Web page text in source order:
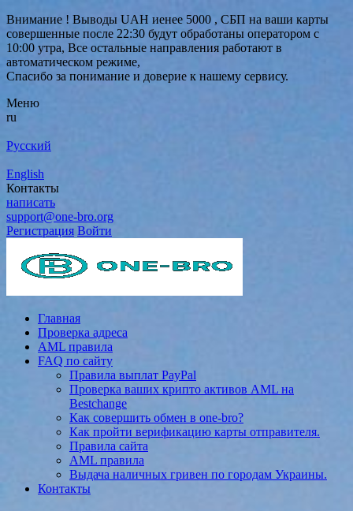
Внимание ! Выводы UAH иенее 5000 , СБП на ваши карты
совершенные после 22:30 будут обработаны оператором с
10:00 утра, Все остальные направления работают в
автоматическом режиме,
Спасибо за понимание и доверие к нашему сервису.
Меню
ru
Русский
English
Контакты
написать
support@one-bro.org
Регистрация Войти
Главная
Проверка адреса
AML правила
FAQ по сайту
Правила выплат PayPal
Проверка ваших крипто активов AML на
Bestchange
Как совершить обмен в one-bro?
Как пройти верификацию карты отправителя.
Правила сайта
AML правила
Выдача наличных гривен по городам Украины.
Контакты